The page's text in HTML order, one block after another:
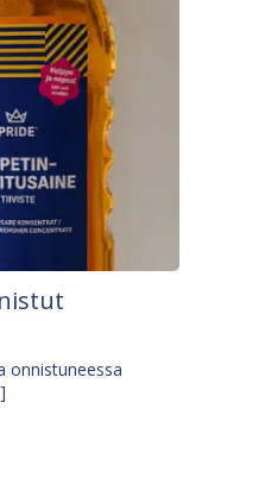
onnistuneessa